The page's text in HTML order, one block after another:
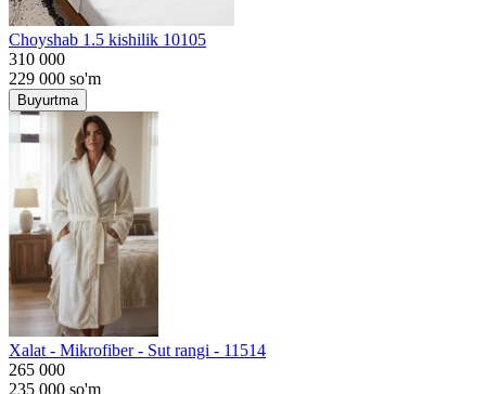
Choyshab 1.5 kishilik 10105
310 000
229 000 so'm
Buyurtma
Хalat - Mikrofiber - Sut rangi - 11514
265 000
235 000 so'm